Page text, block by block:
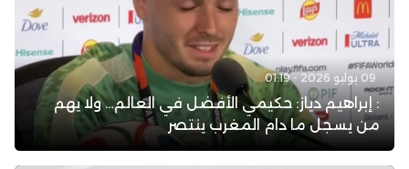
09 يوليو 2026 - 01:19
: إبراهيم دياز: حكيمي الأفضل في العالم… ولا يهم
من يسجل ما دام المغرب ينتصر